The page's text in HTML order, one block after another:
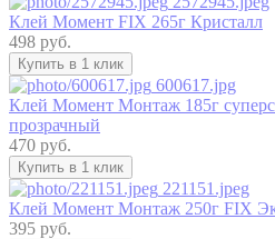
Клей Момент FIX 265г Кристалл
498 руб.
Купить в 1 клик
600617.jpg
Клей Момент Монтаж 185г
прозрачный
470 руб.
Купить в 1 клик
221151.jpeg
Клей Момент Монтаж 250г FIX
395 руб.